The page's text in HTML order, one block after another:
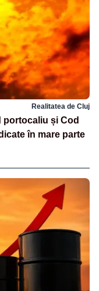
Realitatea de Cluj
portocaliu și Cod
în mare parte